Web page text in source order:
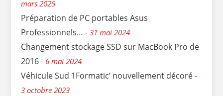
mars 2025
Préparation de PC portables Asus
Professionnels…
31 mai 2024
Changement stockage SSD sur MacBook Pro de
2016
6 mai 2024
Véhicule Sud 1Formatic’ nouvellement décoré
3 octobre 2023